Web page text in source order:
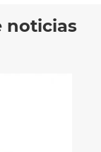
noticias
de